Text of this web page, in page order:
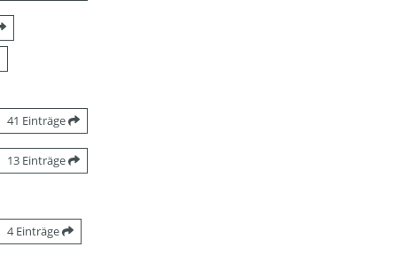
41 Einträge
13 Einträge
4 Einträge